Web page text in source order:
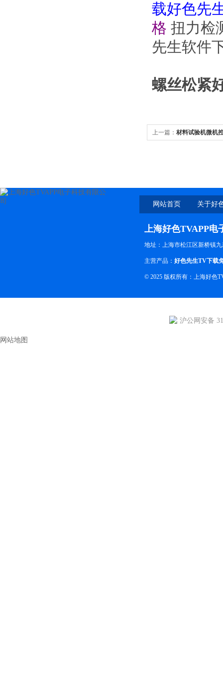
载好色先
格 扭力检
先生软件
螺丝松紧
上一篇： 材料试验机微机
网站首页 关于好
上海好色TVAPP电
地址：上海市松江区新桥镇
主营产品： 好色先生TV下载
© 2025 版权所有：上海好
沪公网安备
网站地图